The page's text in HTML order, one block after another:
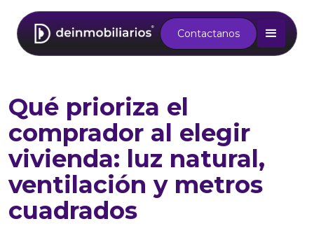
Qué prioriza el
comprador al elegir
vivienda: luz natural,
ventilación y metros
cuadrados
Contactanos